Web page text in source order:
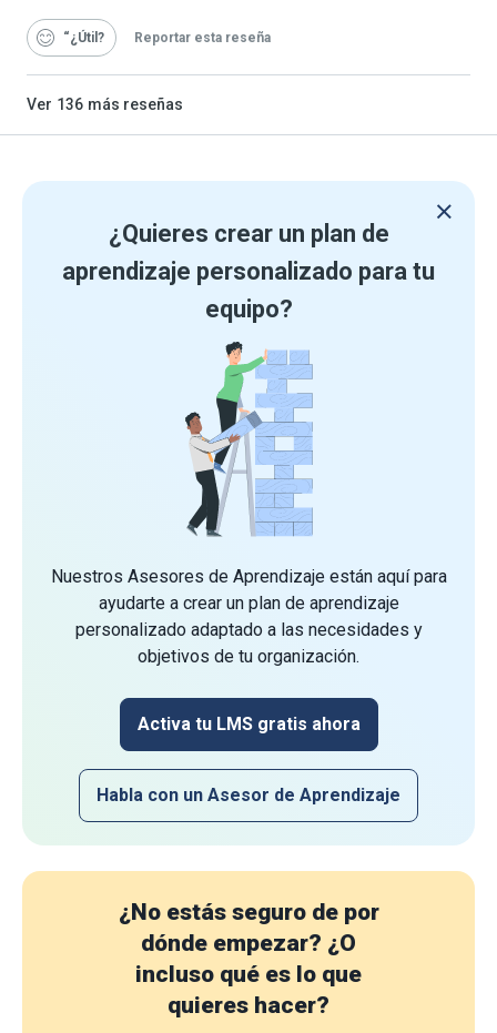
“¿Útil Reportar esta reseña
Ver 136 más reseñas
¿Quieres crear un plan de
aprendizaje personalizado para tu
equipo?
Nuestros Asesores de Aprendizaje están aquí para
ayudarte a crear un plan de aprendizaje
personalizado adaptado a las necesidades y
objetivos de tu organización.
Activa tu LMS gratis ahora
Habla con un Asesor de Aprendizaje
¿No estás seguro de por
dónde empezar? ¿O
incluso qué es lo que
quieres hacer?